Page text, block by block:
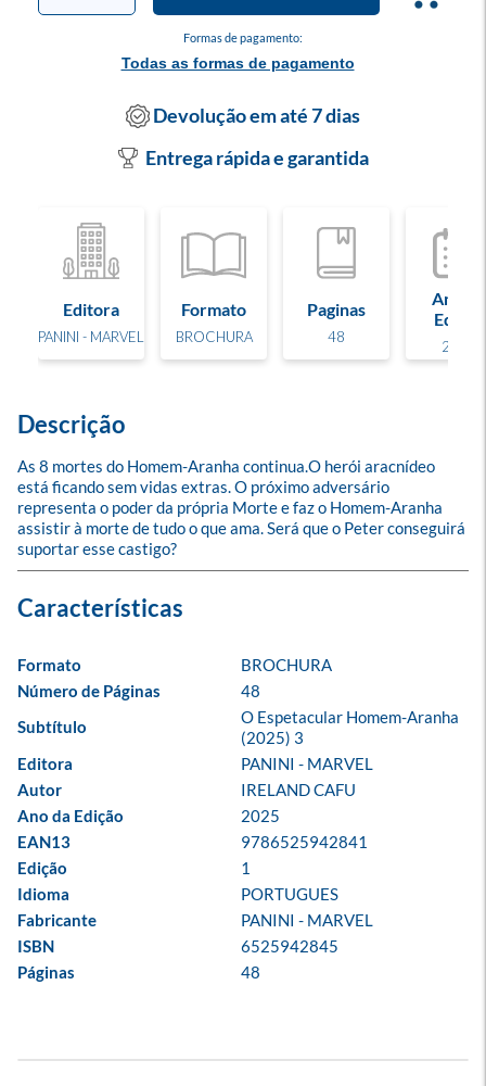
Formas de pagamento:
Todas as formas de pagamento
Devolução em até 7 dias
Entrega rápida e garantida
Editora
PANINI - MARVEL
Formato
BROCHURA
Paginas
48
Ano de
Edição
2025
Descrição
As 8 mortes do Homem-Aranha continua.O herói aracnídeo
está ficando sem vidas extras. O próximo adversário
representa o poder da própria Morte e faz o Homem-Aranha
assistir à morte de tudo o que ama. Será que o Peter conseguirá
suportar esse castigo?
Formato
BROCHURA
Número de Páginas
48
Subtítulo
O Espetacular Homem-Aranha
(2025) 3
Editora
PANINI - MARVEL
Autor
IRELAND CAFU
Ano da Edição
2025
EAN13
9786525942841
Edição
1
Idioma
PORTUGUES
Fabricante
PANINI - MARVEL
ISBN
6525942845
Páginas
48